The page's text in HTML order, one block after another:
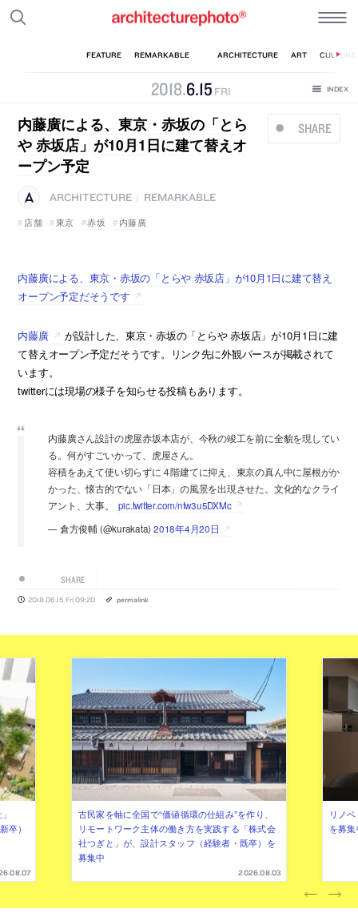
2018.6.15 FRI
SHARE
内藤廣による、東京・赤坂の「とら
や 赤坂店」が10月1日に建て替えオ
ープン予定
ARCHITECTURE
REMARKABLE
店舗
東京 赤坂 内藤廣
内藤廣による、東京・赤坂の「とらや 赤坂店」が10月1日に建て替え
オープン予定だそうです
内藤廣
が設計した、東京・赤坂の「とらや 赤坂店」が10月1日に建
て替えオープン予定だそうです。リンク先に外観パースが掲載されて
います。
twitterには現場の様子を知らせる投稿もあります。
内藤廣さん設計の虎屋赤坂本店が、今秋の竣工を前に全貌を現してい
る。何がすごいかって、虎屋さん。
容積をあえて使い切らずに４階建てに抑え、東京の真ん中に屋根がか
かった、懐古的でない「日本」の風景を出現させた。文化的なクライ
アント、大事。
pic.twitter.com/nfw3u5DXMc
— 倉方俊輔 (@kurakata) 2018年4月20日
SHARE
2018.06.15 Fri 09:20 permalink
卒）
古民家を軸に全国で“価値循環の仕組み”を作り、
リモートワーク主体の働き方を実践する「株式会
社つぎと」が、設計スタッフ（経験者・既卒）を
募集中
2026.08.03
リノ
を募